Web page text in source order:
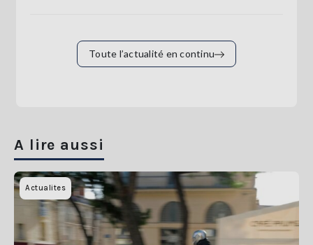
Toute l’actualité en continu
A lire aussi
Actualites